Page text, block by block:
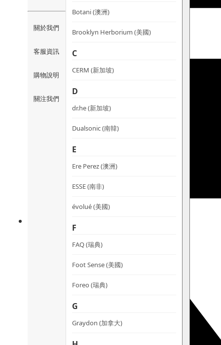
關於我們
客服資訊
購物說明
關注我們
Botani (澳洲)
Brooklyn Herborium (美國)
C
CERM (新加坡)
D
dr.he (新加坡)
Dualsonic (南韓)
E
Ere Perez (澳洲)
ESSE (南非)
évolué (美國)
F
FAQ (瑞典)
Foot Sense (美國)
Foreo (瑞典)
G
Graydon (加拿大)